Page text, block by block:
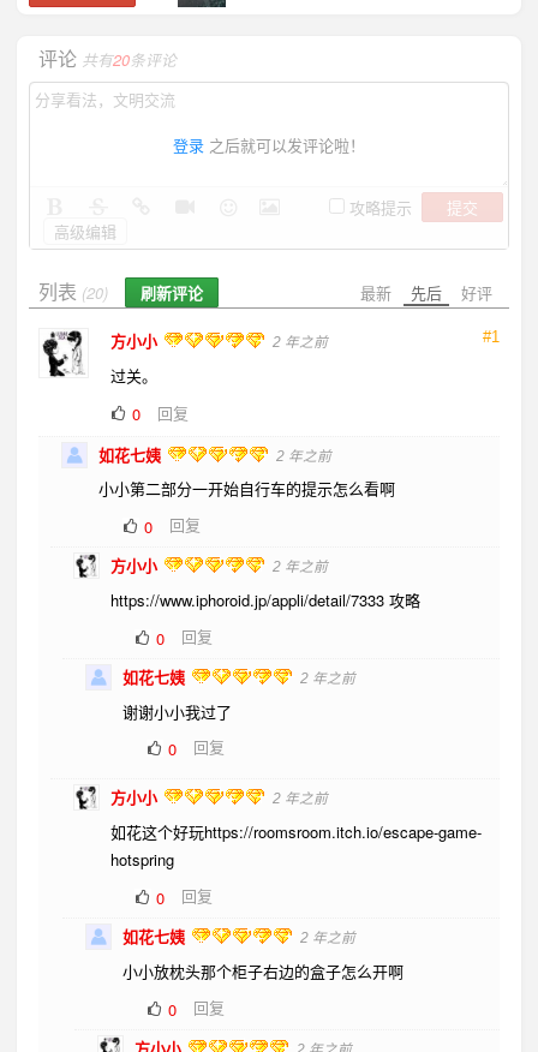
评论 共有20条评论
登录 之后就可以发评论啦！
攻略提示
提交
高级编辑
最新 先后 好评
列表 (20) 刷新评论
#1
方小小 2 年之前
过关。
0
回复
如花七姨 2 年之前
小小第二部分一开始自行车的提示怎么看啊
0
回复
方小小 2 年之前
https://www.iphoroid.jp/appli/detail/7333 攻略
0
回复
如花七姨 2 年之前
谢谢小小我过了
0
回复
方小小 2 年之前
如花这个好玩https://roomsroom.itch.io/escape-game-
hotspring
0
回复
如花七姨 2 年之前
小小放枕头那个柜子右边的盒子怎么开啊
0
回复
方小小 2 年之前